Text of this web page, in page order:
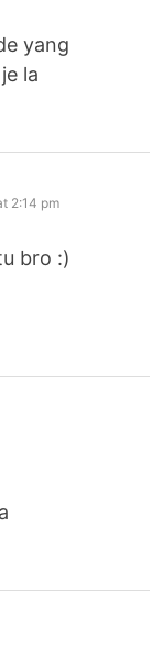
yang
la
2:14 pm
bro :)